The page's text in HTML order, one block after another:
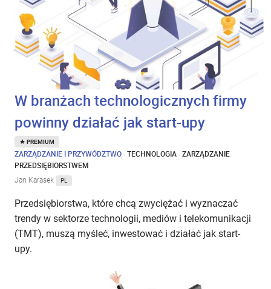
W branżach technologicznych firmy
powinny działać jak start-upy
PREMIUM
ZARZĄDZANIE I PRZYWÓDZTWO ·TECHNOLOGIA ·ZARZĄDZANIE
PRZEDSIĘBIORSTWEM
Jan Karasek PL
Przedsiębiorstwa, które chcą zwyciężać i wyznaczać
trendy w sektorze technologii, mediów i telekomunikacji
(TMT), muszą myśleć, inwestować i działać jak start-
upy.